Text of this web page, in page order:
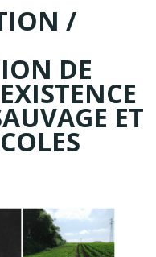
/
DE
ET